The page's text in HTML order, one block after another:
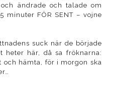
ändrade och talade om
minuter FÖR SENT – vojne
suck när de började
heter här, då sa fröknarna:
och hämta, för i morgon ska